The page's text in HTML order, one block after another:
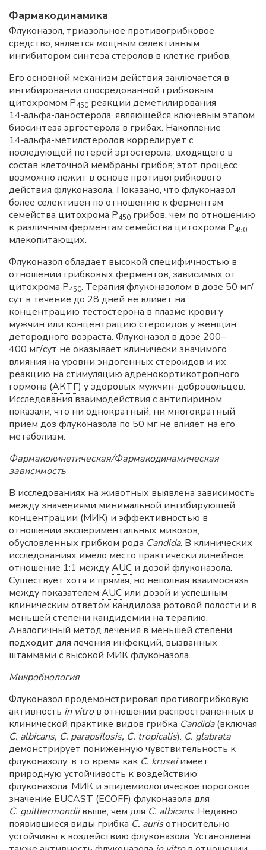
Фармакодинамика
Флуконазол, триазольное противогрибковое
средство, является мощным селективным
ингибитором синтеза стеролов в клетке грибов.
Его основной механизм действия заключается в
ингибировании опосредованной грибковым
цитохромом Р450 реакции деметилирования
14‑альфа-ланостерола, являющейся ключевым этапом
биосинтеза эргостерола в грибах. Накопление
14‑альфа-метилстеролов коррелирует с
последующей потерей эргостерола, входящего в
состав клеточной мембраны грибов; этот процесс
возможно лежит в основе противогрибкового
действия флуконазола. Показано, что флуконазол
более селективен по отношению к ферментам
семейства цитохрома Р450 грибов, чем по отношению
к различным ферментам семейства цитохрома Р450
млекопитающих.
Флуконазол обладает высокой специфичностью в
отношении грибковых ферментов, зависимых от
цитохрома Р450. Терапия флуконазолом в дозе 50 мг/
сут в течение до 28 дней не влияет на
концентрацию тестостерона в плазме крови у
мужчин или концентрацию стероидов у женщин
детородного возраста. Флуконазол в дозе 200–
400 мг/сут не оказывает клинически значимого
влияния на уровни эндогенных стероидов и их
реакцию на стимуляцию адренокортикотропного
гормона (АКТГ) у здоровых мужчин-добровольцев.
Исследования взаимодействия с антипирином
показали, что ни однократный, ни многократный
прием доз флуконазола по 50 мг не влияет на его
метаболизм.
Фармакокинетическая/Фармакодинамическая
зависимость
В исследованиях на животных выявлена зависимость
между значениями минимальной ингибирующей
концентрации (МИК) и эффективностью в
отношении экспериментальных микозов,
обусловленных грибком рода Candida. В клинических
исследованиях имело место практически линейное
отношение 1:1 междуAUC и дозой флуконазола.
Существует хотя и прямая, но неполная взаимосвязь
между показателем AUC или дозой и успешным
клиническим ответом кандидоза ротовой полости и в
меньшей степени кандидемии на терапию.
Аналогичный метод лечения в меньшей степени
подходит для лечения инфекций, вызванных
штаммами с высокой МИК флуконазола.
Микробиология
Флуконазол продемонстрировал противогрибковую
активность in vitroв отношении распространенных в
клинической практике видов грибка Candida(включая
С. albicans, С. parapsilosis, С. tropicalis). С. glabrata
демонстрирует пониженную чувствительность к
флуконазолу, в то время как С. kruseiимеет
природную устойчивость к воздействию
флуконазола. МИК и эпидемиологическое пороговое
значение EUCAST (ECOFF) флуконазола для
С. guilliermondiiвыше, чем для С. albicans. Недавно
появившиеся виды грибка С. aurisотносительно
устойчивы к воздействию флуконазола. Установлена